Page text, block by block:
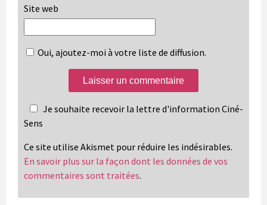
Site web
Oui, ajoutez-moi à votre liste de diffusion.
Je souhaite recevoir la lettre d'information Ciné-
Sens
Ce site utilise Akismet pour réduire les indésirables.
En savoir plus sur la façon dont les données de vos
commentaires sont traitées.